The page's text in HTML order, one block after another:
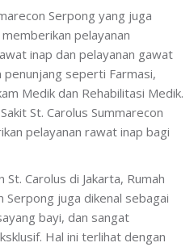
Serpong yang juga
pelayanan
inap dan pelayanan gawat
seperti Farmasi,
Medik dan Rehabilitasi Medik.
St. Carolus Summarecon
pelayanan rawat inap bagi
Carolus di Jakarta, Rumah
Serpong juga dikenal sebagai
bayi, dan sangat
Hal ini terlihat dengan